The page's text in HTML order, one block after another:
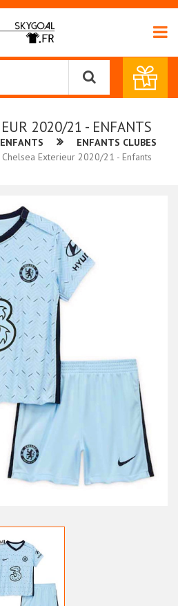
2020/21 - ENFANTS
ENFANTS CLUBES
Chelsea Exterieur 2020/21 - Enfants